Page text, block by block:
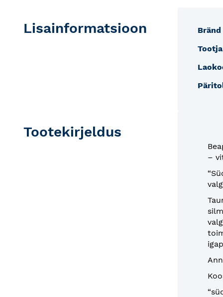
Lisainformatsioon Lisainfo
Bränd
Tootja
Tootekirjeldus
–